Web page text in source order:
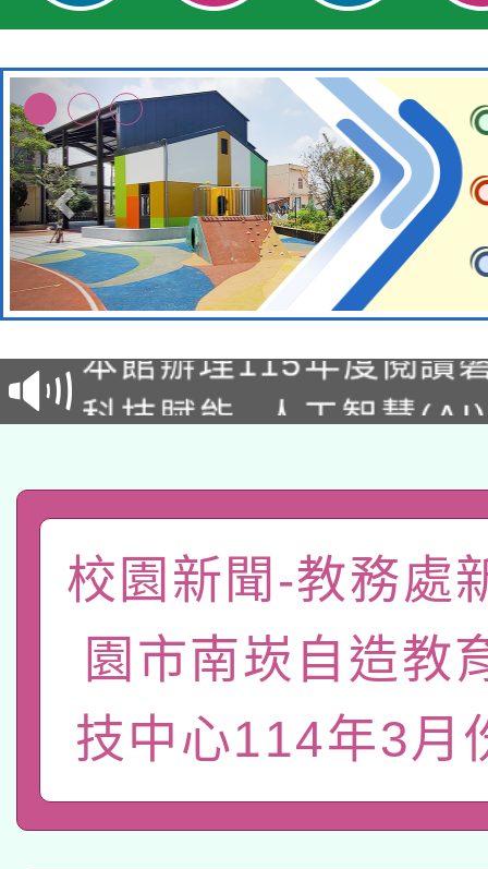
適應運動共學行動站研
暨閱讀推動專業研習
科技賦能─人工智慧
「數位內容與教學軟體
pilot」
有關大陸委員會函釋公
薪期間赴陸應申請許可
業技術研究院辦理「
用水績優單位及節水達
動」
115年8月22日(星期六
桃園市孔廟祈福系列
開 智慧啟航」
2026年桃園地景藝術
關事宜
適應運動共學行動站研
校園新聞-教務處
園市南崁自造教
技中心114年3月